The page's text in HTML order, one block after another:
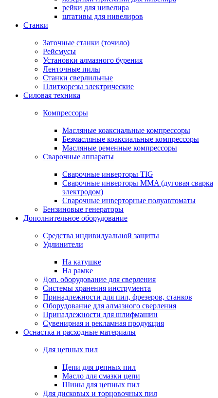
рейки для нивелира
штативы для нивелиров
Станки
Заточные станки (точило)
Рейсмусы
Установки алмазного бурения
Ленточные пилы
Станки сверлильные
Плиткорезы электрические
Силовая техника
Компрессоры
Масляные коаксиальные компрессоры
Безмасляные коаксиальные компрессоры
Масляные ременные компрессоры
Сварочные аппараты
Сварочные инверторы TIG
Сварочные инверторы MMA (дуговая сварка
электродом)
Сварочные инверторные полуавтоматы
Бензиновые генераторы
Дополнительное оборудование
Средства индивидуальной защиты
Удлинители
На катушке
На рамке
Доп. оборудование для сверления
Системы хранения инструмента
Принадлежности для пил, фрезеров, станков
Оборудование для алмазного сверления
Принадлежности для шлифмашин
Сувенирная и рекламная продукция
Оснастка и расходные материалы
Для цепных пил
Цепи для цепных пил
Масло для смазки цепи
Шины для цепных пил
Для дисковых и торцовочных пил